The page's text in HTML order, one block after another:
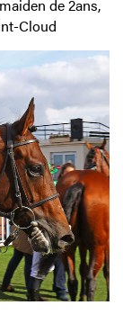
de 2ans,
Cloud